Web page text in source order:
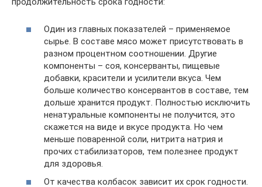
Один из главных показателей – применяемое
сырье. В составе мясо может присутствовать в
разном процентном соотношении. Другие
компоненты – соя, консерванты, пищевые
добавки, красители и усилители вкуса. Чем
больше количество консервантов в составе, тем
дольше хранится продукт. Полностью исключить
ненатуральные компоненты не получится, это
скажется на виде и вкусе продукта. Но чем
меньше поваренной соли, нитрита натрия и
прочих стабилизаторов, тем полезнее продукт
для здоровья.
От качества колбасок зависит их срок годности.